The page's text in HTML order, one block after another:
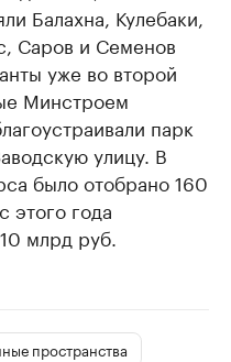
Балахна, Кулебаки,
Саров и Семенов
уже во второй
Минстроем
парк
улицу. В
было отобрано 160
этого года
млрд руб.
пространства